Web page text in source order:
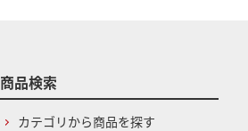
商品検索
カテゴリから商品を探す